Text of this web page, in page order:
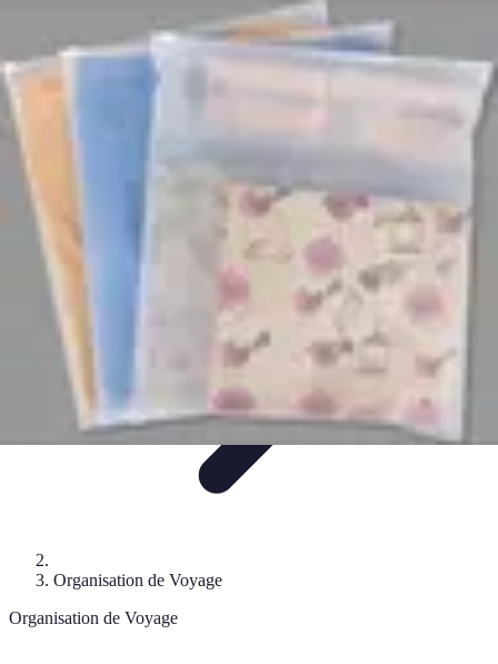
Inspiration VoyagePlanification de VoyageInspiration de
VoyageVoyages Écoresponsables Inspirations de Voyage
Organisation de Voyage
Organisation de Voyage